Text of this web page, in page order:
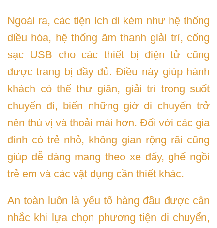
Ngoài ra, các tiện ích đi kèm như hệ thống
điều hòa, hệ thống âm thanh giải trí, cổng
sạc USB cho các thiết bị điện tử cũng
được trang bị đầy đủ. Điều này giúp hành
khách có thể thư giãn, giải trí trong suốt
chuyến đi, biến những giờ di chuyển trở
nên thú vị và thoải mái hơn. Đối với các gia
đình có trẻ nhỏ, không gian rộng rãi cũng
giúp dễ dàng mang theo xe đẩy, ghế ngồi
trẻ em và các vật dụng cần thiết khác.
An toàn luôn là yếu tố hàng đầu được cân
nhắc khi lựa chọn phương tiện di chuyển,